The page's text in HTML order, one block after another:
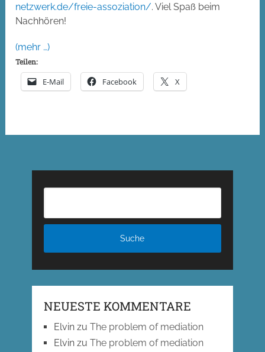
netzwerk.de/freie-assoziation/. Viel Spaß beim
Nachhören!
(mehr …)
Teilen:
E-Mail Facebook X
NEUESTE KOMMENTARE
Elvinzu The problem of mediation
Elvinzu The problem of mediation